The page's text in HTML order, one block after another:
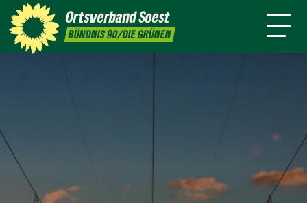
OrtsverbandSoest
BÜNDNIS 90/DIE GRÜNEN
Termine Presse